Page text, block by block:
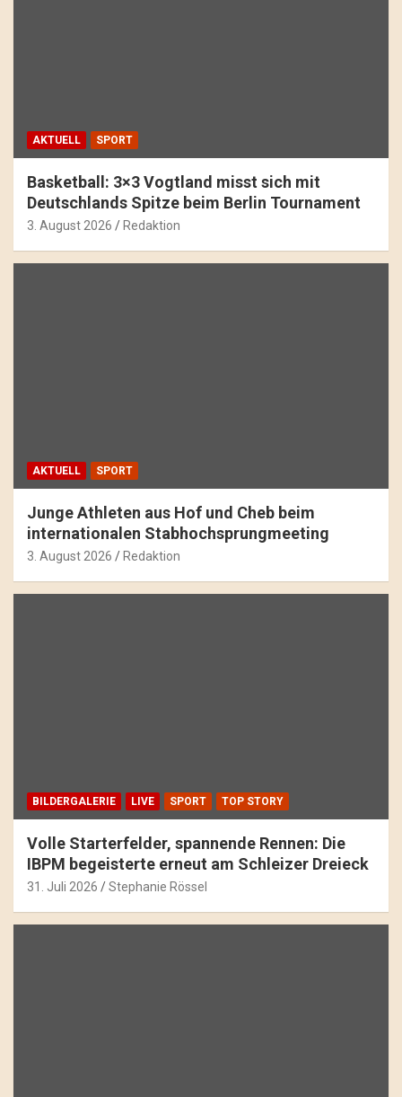
AKTUELL SPORT
Basketball: 3×3 Vogtland misst sich mit
Deutschlands Spitze beim Berlin Tournament
3. August 2026 Redaktion
AKTUELL SPORT
Junge Athleten aus Hof und Cheb beim
internationalen Stabhochsprungmeeting
3. August 2026 Redaktion
BILDERGALERIE LIVE SPORT TOP STORY
Volle Starterfelder, spannende Rennen: Die
IBPM begeisterte erneut am Schleizer Dreieck
31. Juli 2026 Stephanie Rössel